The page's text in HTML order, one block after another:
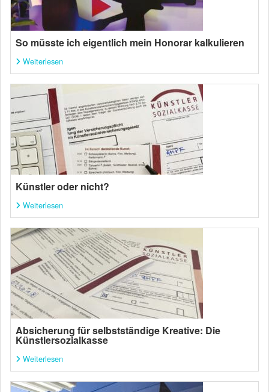
So müsste ich eigentlich mein Honorar kalkulieren
Weiterlesen
Künstler oder nicht?
Weiterlesen
Absicherung für selbstständige Kreative: Die
Künstlersozialkasse
Weiterlesen